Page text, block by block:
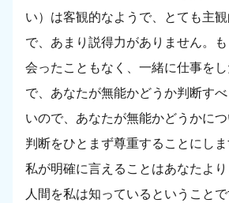
い）は客観的なようで、とても主
で、あまり説得力がありません。
会ったこともなく、一緒に仕事を
で、あなたが無能かどうか判断す
いので、あなたが無能かどうかに
判断をひとまず尊重することにしま
私が明確に言えることはあなたよ
人間を私は知っているということ